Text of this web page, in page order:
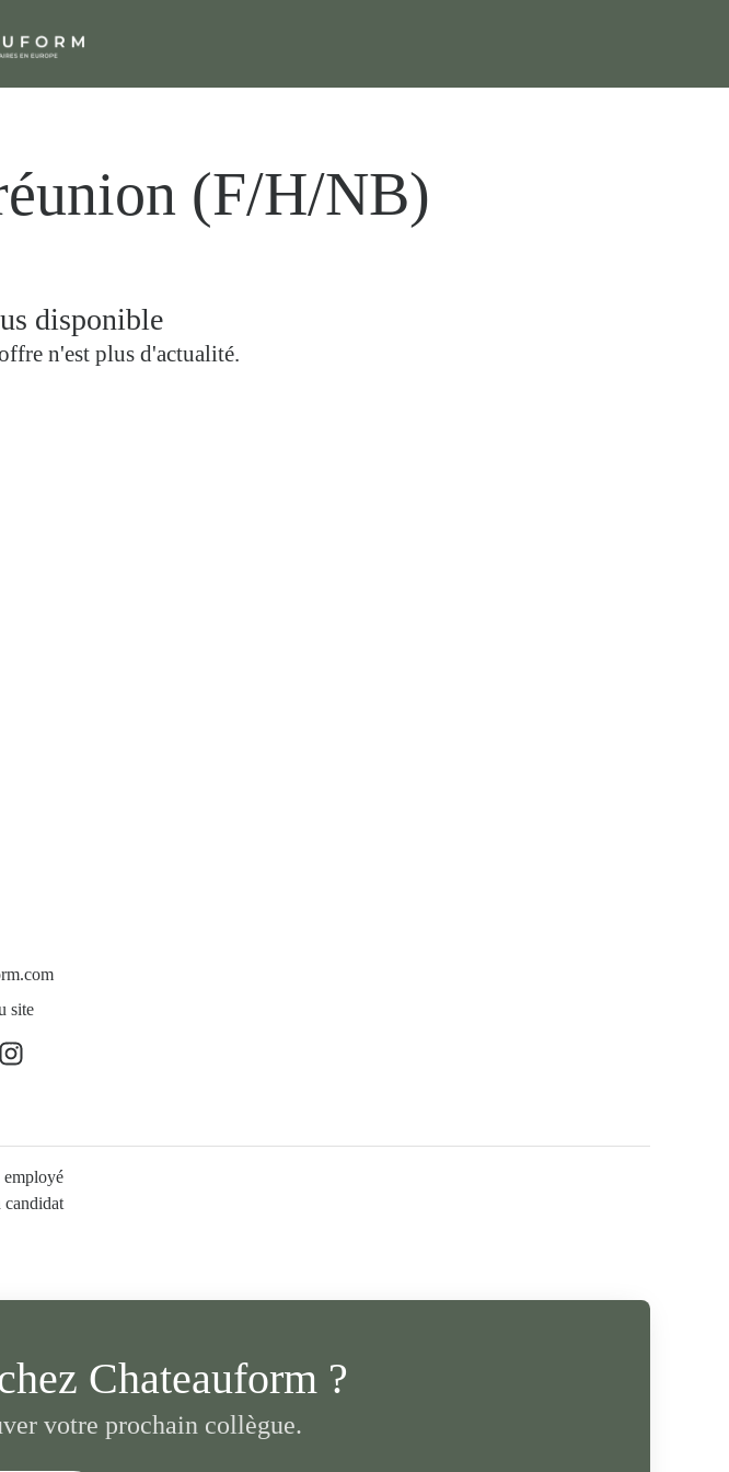
(F/H/NB)
disponible
n'est plus d'actualité.
site
Chateauform ?
votre prochain collègue.